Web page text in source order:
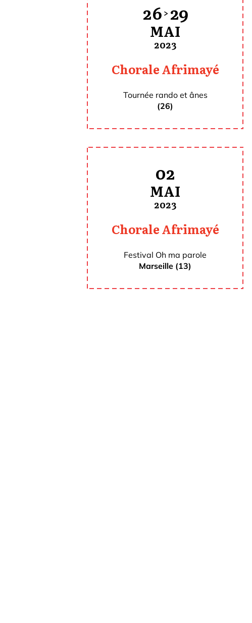
26 > 29
MAI
2023
Chorale Afrimayé
Tournée rando et ânes
(26)
02
MAI
2023
Chorale Afrimayé
Festival Oh ma parole
Marseille (13)